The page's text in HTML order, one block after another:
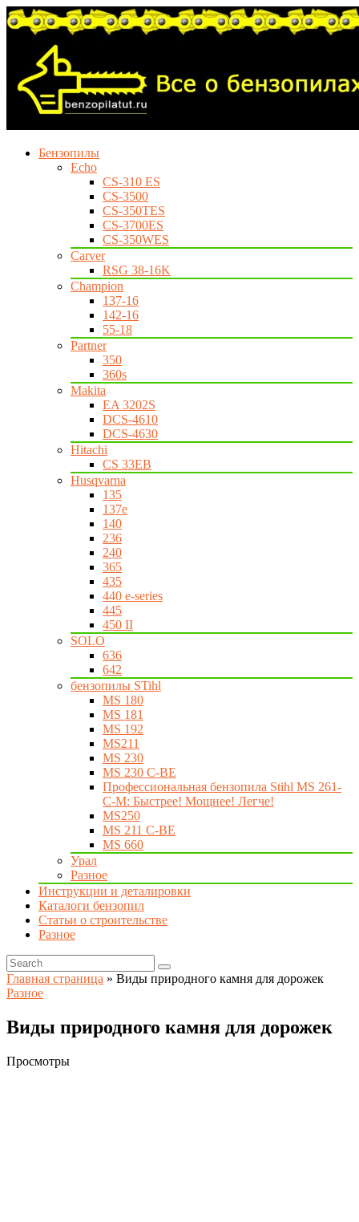
Бензопилы
Echo
CS-310 ES
CS-3500
CS-350TES
CS-3700ES
CS-350WES
Carver
RSG 38-16K
Champion
137-16
142-16
55-18
Partner
350
360s
Makita
EA 3202S
DCS-4610
DCS-4630
Hitachi
CS 33EB
Husqvarna
135
137e
140
236
240
365
435
440 e-series
445
450 II
SOLO
636
642
бензопилы STihl
MS 180
MS 181
MS 192
MS211
MS 230
MS 230 C-BE
Профессиональная бензопила Stihl MS 261-
C-M: Быстрее! Мощнее! Легче!
MS250
MS 211 C-BE
MS 660
Урал
Разное
Инструкции и деталировки
Каталоги бензопил
Статьи о строительстве
Разное
Главная страница » Виды природного камня для дорожек
Разное
Виды природного камня для дорожек
Просмотры